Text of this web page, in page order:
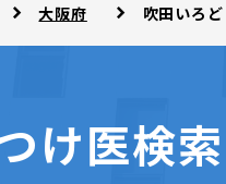
大阪府 吹田いろ
け医検索